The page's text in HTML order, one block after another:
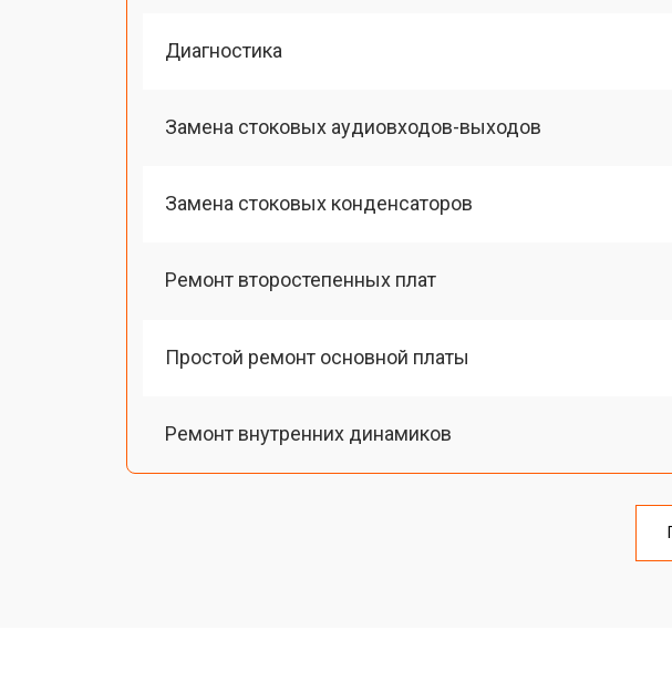
Диагностика
Замена стоковых аудиовходов-выходов
Замена стоковых конденсаторов
Ремонт второстепенных плат
Простой ремонт основной платы
Ремонт внутренних динамиков
Замена токопроводящих резинок механизма клавиш